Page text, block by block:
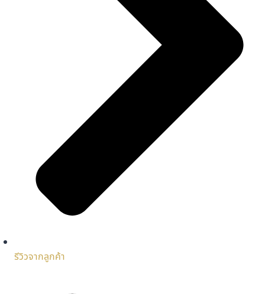
รีวิวจากลูกค้า